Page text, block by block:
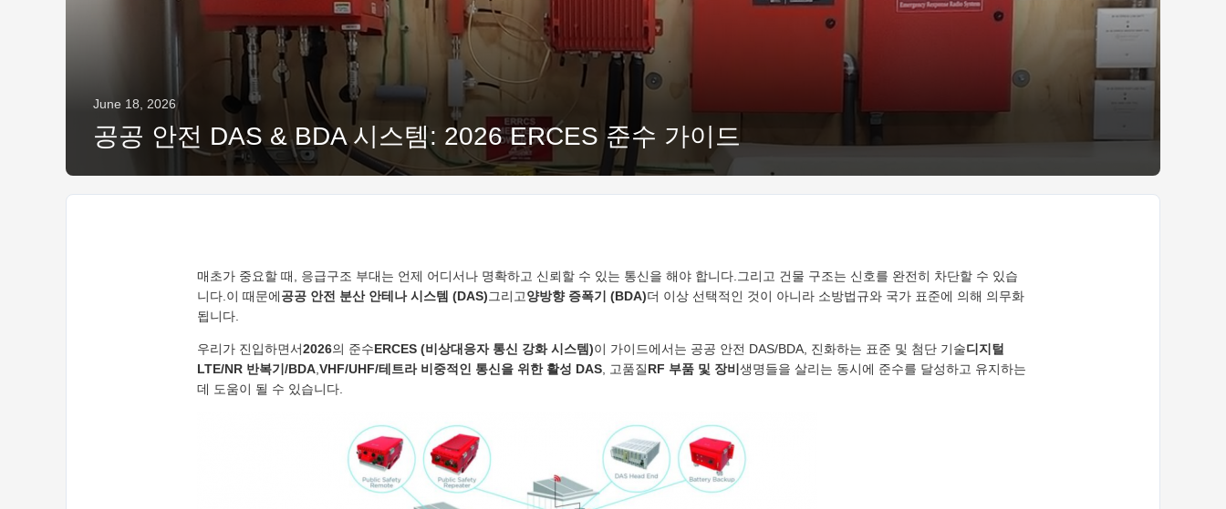
June 18, 2026
공공 안전 DAS & BDA 시스템: 2026 ERCES 준수 가이드
매초가 중요할 때, 응급구조 부대는 언제 어디서나 명확하고 신뢰할 수 있는 통신을 해야 합니다.그리고 건물 구조는 신호를 완전히 차단할 수 있습
니다.이 때문에공공 안전 분산 안테나 시스템 (DAS)그리고양방향 증폭기 (BDA)더 이상 선택적인 것이 아니라 소방법규와 국가 표준에 의해 의무화
됩니다.
우리가 진입하면서2026의 준수ERCES (비상대응자 통신 강화 시스템)이 가이드에서는 공공 안전 DAS/BDA, 진화하는 표준 및 첨단 기술디지털
LTE/NR 반복기/BDA VHF/UHF/테트라 비중적인 통신을 위한 활성 DAS , 고품질RF 부품 및 장비 생명들을 살리는 동시에 준수를 달성하고 유지하는
데 도움이 될 수 있습니다.